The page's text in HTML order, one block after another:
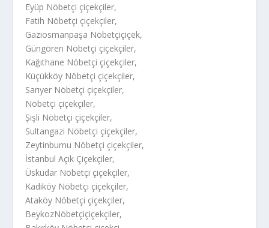
Eyüp Nöbetçi çiçekçiler,
Fatih Nöbetçi çiçekçiler,
Gaziosmanpaşa Nöbetçiçiçek,
Güngören Nöbetçi çiçekçiler,
Kağıthane Nöbetçi çiçekçiler,
Küçükköy Nöbetçi çiçekçiler,
Sarıyer Nöbetçi çiçekçiler,
Nöbetçi çiçekçiler,
Şişli Nöbetçi çiçekçiler,
Sultangazi Nöbetçi çiçekçiler,
Zeytinburnu Nöbetçi çiçekçiler,
İstanbul Açık Çiçekçiler,
Üsküdar Nöbetçi çiçekçiler,
Kadıköy Nöbetçi çiçekçiler,
Ataköy Nöbetçi çiçekçiler,
BeykozNöbetçiçiçekçiler,